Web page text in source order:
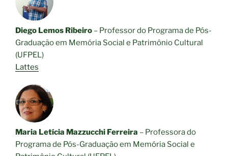
Diego Lemos Ribeiro – Professor do Programa de Pós-
Graduação em Memória Social e Patrimônio Cultural
(UFPEL)
Lattes
Maria Letícia Mazzucchi Ferreira – Professora do
Programa de Pós-Graduação em Memória Social e